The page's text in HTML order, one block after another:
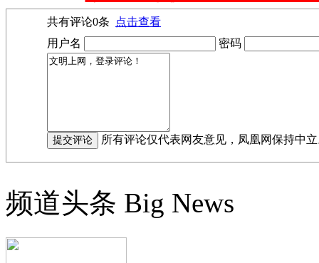
共有评论0条
点击查看
用户名
密码
所有评论仅代表网友意见，凤凰网保持中
频道头条 Big News